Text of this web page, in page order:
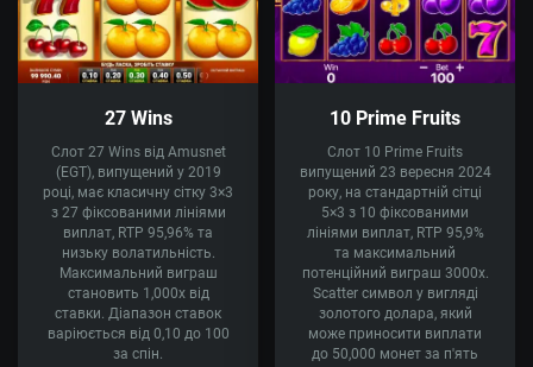
27 Wins
Слот 27 Wins від Amusnet
(EGT), випущений у 2019
році, має класичну сітку 3×3
з 27 фіксованими лініями
виплат, RTP 95,96% та
низьку волатильність.
Максимальний виграш
становить 1,000x від
ставки. Діапазон ставок
варіюється від 0,10 до 100
за спін.
10 Prime Fruits
Слот 10 Prime Fruits
випущений 23 вересня 2024
року, на стандартній сітці
5×3 з 10 фіксованими
лініями виплат, RTP 95,9%
та максимальний
потенційний виграш 3000x.
Scatter символ у вигляді
золотого долара, який
може приносити виплати
до 50,000 монет за п'ять